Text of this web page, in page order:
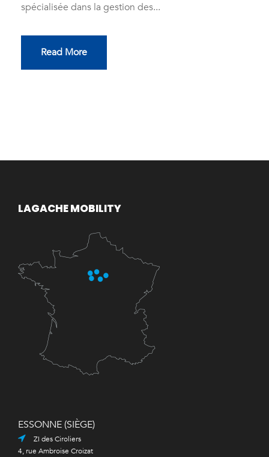
spécialisée dans la gestion des...
Read More
LAGACHE MOBILITY
ESSONNE (SIÈGE)
ZI des Ciroliers
4, rue Ambroise Croizat